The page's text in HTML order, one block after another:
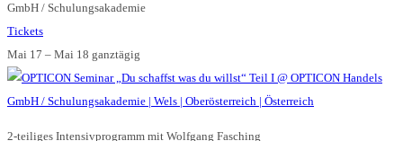
GmbH / Schulungsakademie
Tickets
Mai 17 – Mai 18 ganztägig
2-teiliges Intensivprogramm mit Wolfgang Fasching